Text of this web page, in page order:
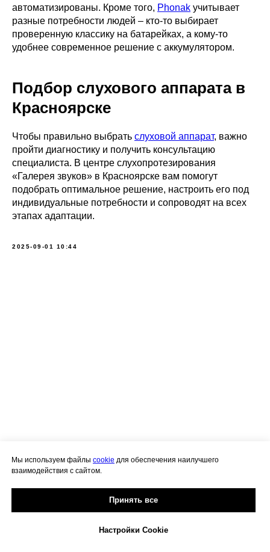
автоматизированы. Кроме того, Phonak учитывает
разные потребности людей – кто-то выбирает
проверенную классику на батарейках, а кому-то
удобнее современное решение с аккумулятором.
Подбор слухового аппарата в
Красноярске
Чтобы правильно выбрать слуховой аппарат, важно
пройти диагностику и получить консультацию
специалиста. В центре слухопротезирования
«Галерея звуков» в Красноярске вам помогут
подобрать оптимальное решение, настроить его под
индивидуальные потребности и сопроводят на всех
этапах адаптации.
2025-09-01 10:44
Галерея Звуков
Центр слухопротезирования
8 (391) 297-00-15
galerea-zvukov@yandex.ru
Мы используем файлы cookie для обеспечения наилучшего
взаимодействия с сайтом.
Принять все
Настройки Cookie